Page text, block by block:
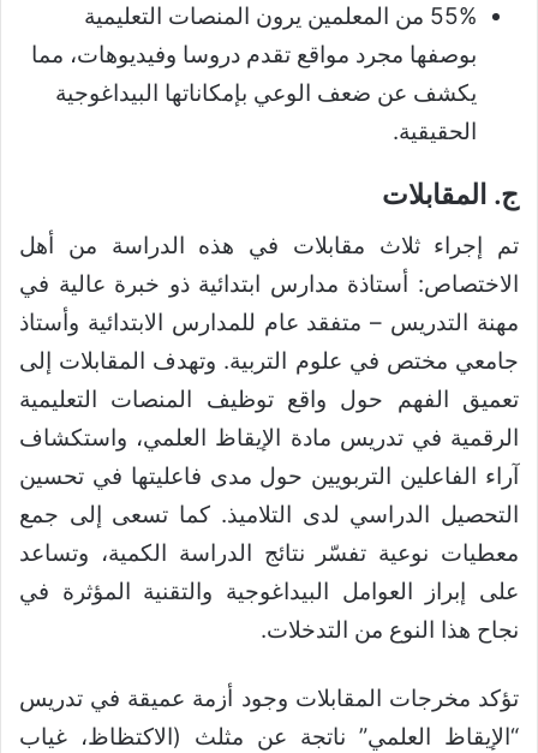
55% من المعلمين يرون المنصات التعليمية
بوصفها مجرد مواقع تقدم دروسا وفيديوهات، مما
يكشف عن ضعف الوعي بإمكاناتها البيداغوجية
الحقيقية.
ج. المقابلات
تم إجراء ثلاث مقابلات في هذه الدراسة من أهل
الاختصاص: أستاذة مدارس ابتدائية ذو خبرة عالية في
مهنة التدريس – متفقد عام للمدارس الابتدائية وأستاذ
جامعي مختص في علوم التربية. وتهدف المقابلات إلى
تعميق الفهم حول واقع توظيف المنصات التعليمية
الرقمية في تدريس مادة الإيقاظ العلمي، واستكشاف
آراء الفاعلين التربويين حول مدى فاعليتها في تحسين
التحصيل الدراسي لدى التلاميذ. كما تسعى إلى جمع
معطيات نوعية تفسّر نتائج الدراسة الكمية، وتساعد
على إبراز العوامل البيداغوجية والتقنية المؤثرة في
نجاح هذا النوع من التدخلات.
تؤكد مخرجات المقابلات وجود أزمة عميقة في تدريس
“الإيقاظ العلمي” ناتجة عن مثلث (الاكتظاظ، غياب